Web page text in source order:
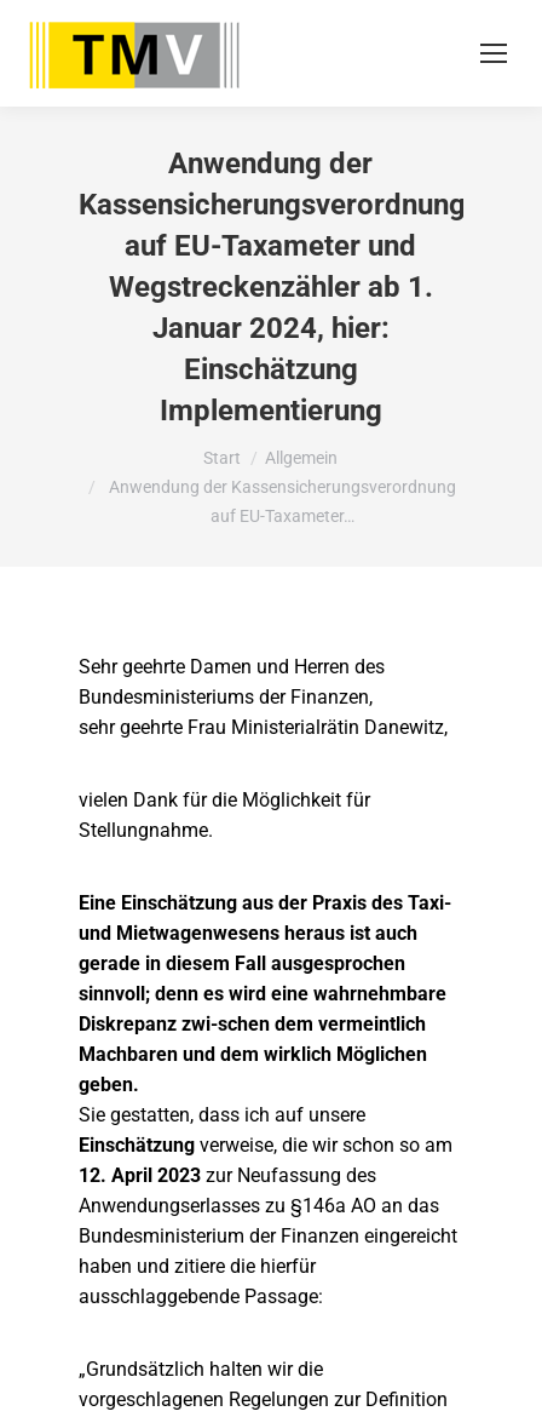
Anwendung der
Kassensicherungsverordnung
auf EU-Taxameter und
Wegstreckenzähler ab 1.
Januar 2024, hier:
Einschätzung
Implementierung
Sie befinden sich hier:
Start
Allgemein
Anwendung der Kassensicherungsverordnung
auf EU-Taxameter…
Sehr geehrte Damen und Herren des
Bundesministeriums der Finanzen,
sehr geehrte Frau Ministerialrätin Danewitz,
vielen Dank für die Möglichkeit für
Stellungnahme.
Eine Einschätzung aus der Praxis des Taxi-
und Mietwagenwesens heraus ist auch
gerade in diesem Fall ausgesprochen
sinnvoll; denn es wird eine wahrnehmbare
Diskrepanz zwi-schen dem vermeintlich
Machbaren und dem wirklich Möglichen
geben.
Sie gestatten, dass ich auf unsere
Einschätzung verweise, die wir schon so am
12. April 2023zur Neufassung des
Anwendungserlasses zu §146a AO an das
Bundesministerium der Finanzen eingereicht
haben und zitiere die hierfür
ausschlaggebende Passage:
„Grundsätzlich halten wir die
vorgeschlagenen Regelungen zur Definition